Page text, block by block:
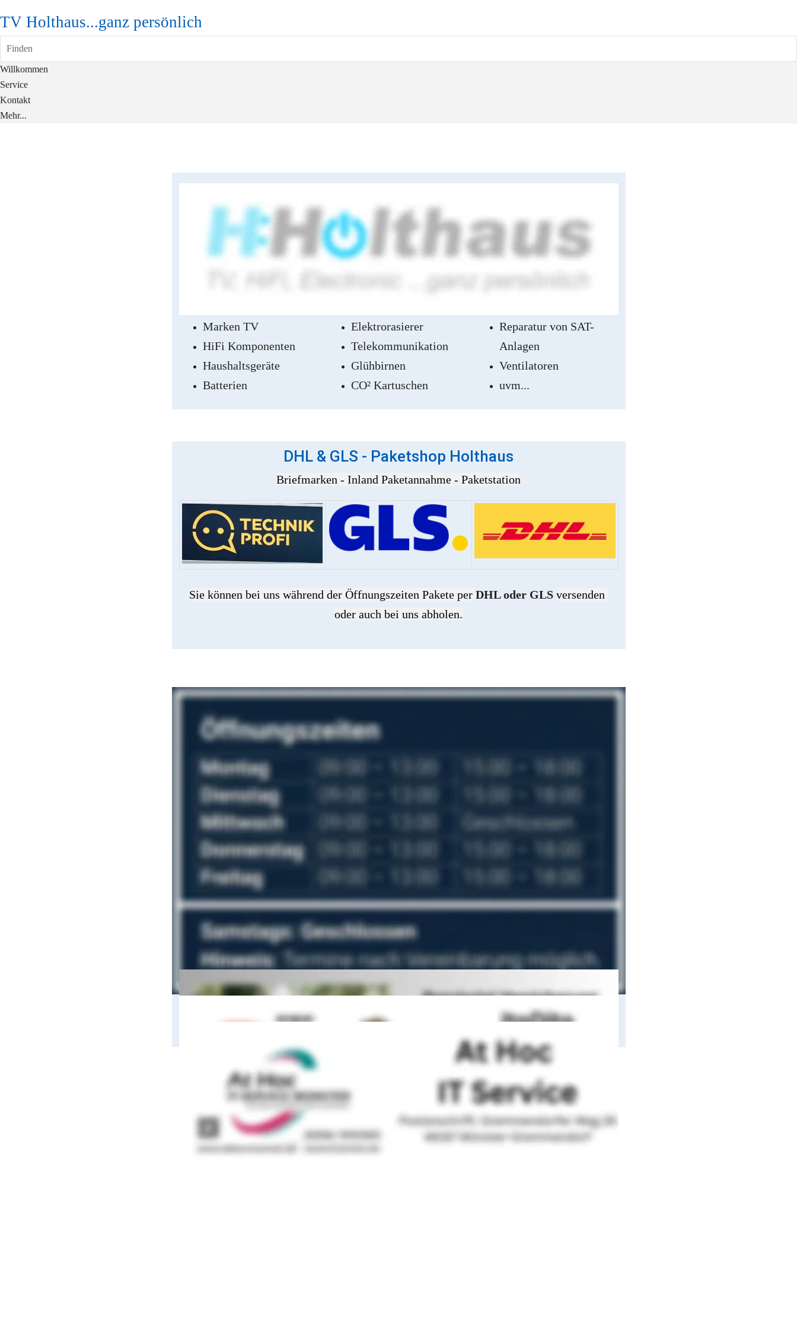
TV Holthaus...ganz persönlich
Finden
Willkommen
Service
Kontakt
Mehr...
TV Holthaus
TV, HiFi, Electronic...ganz persönlich
Ihr Partner für Fernsehen und Hifi in Münster Gremmendorf
Marken TV
HiFi Komponenten
Haushaltsgeräte
Batterien
Elektrorasierer
Telekommunikation
Glühbirnen
CO² Kartuschen
Reparatur von SAT-
Anlagen
Ventilatoren
uvm...
DHL & GLS - Paketshop Holthaus
Briefmarken - Inland Paketannahme - Paketstation
Sie können bei uns während der Öffnungszeiten Pakete per DHL oder GLS versenden
oder auch bei uns abholen.
Gremmendorfer Weg 26
Ortsteil Gremmendorf
Telefon: 0251 - 614112
Telefax: (02 51) 62 78 24
Unsere Partner: